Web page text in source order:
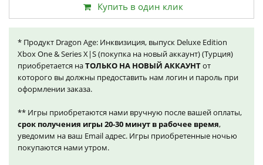
Купить в один клик
* Продукт Dragon Age: Инквизиция, выпуск Deluxe Edition
Xbox One & Series X|S (покупка на новый аккаунт) (Турция)
приобретается наТОЛЬКО НА НОВЫЙ АККАУНТот
которого вы должны предоставить нам логин и пароль при
оформлении заказа.
** Игры приобретаются нами вручную после вашей оплаты,
срок получения игры 20-30 минут в рабочее время,
уведомим на ваш Email адрес. Игры приобретенные ночью
покупаются нами утром.